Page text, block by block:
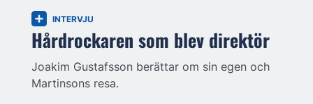
INTERVJU
Hårdrockaren som blev direktör
Joakim Gustafsson berättar om sin egen och
Martinsons resa.